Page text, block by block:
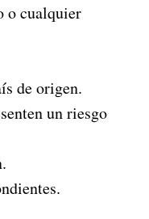
o cualquier
de origen.
un riesgo